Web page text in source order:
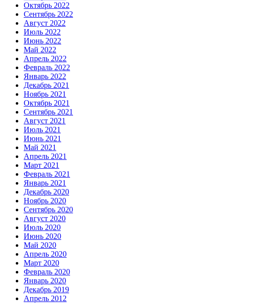
Октябрь 2022
Сентябрь 2022
Август 2022
Июль 2022
Июнь 2022
Май 2022
Апрель 2022
Февраль 2022
Январь 2022
Декабрь 2021
Ноябрь 2021
Октябрь 2021
Сентябрь 2021
Август 2021
Июль 2021
Июнь 2021
Май 2021
Апрель 2021
Март 2021
Февраль 2021
Январь 2021
Декабрь 2020
Ноябрь 2020
Сентябрь 2020
Август 2020
Июль 2020
Июнь 2020
Май 2020
Апрель 2020
Март 2020
Февраль 2020
Январь 2020
Декабрь 2019
Апрель 2012